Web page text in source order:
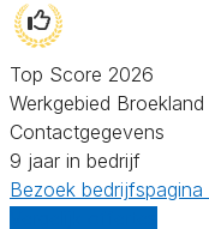
Top Score 2026
Werkgebied Broekland
Contactgegevens
9 jaar in bedrijf
Bezoek bedrijfspagina